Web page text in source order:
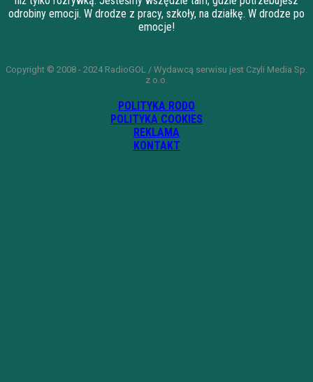
odrobiny emocji. W drodze z pracy, szkoły, na działkę. W drodze po
emocje!
Copyright © 2008 - 2024 RadioGOL / Wydawcą serwisu jest Czyli Media Sp.
z o.o.
POLITYKA RODO
POLITYKA COOKIES
REKLAMA
KONTAKT